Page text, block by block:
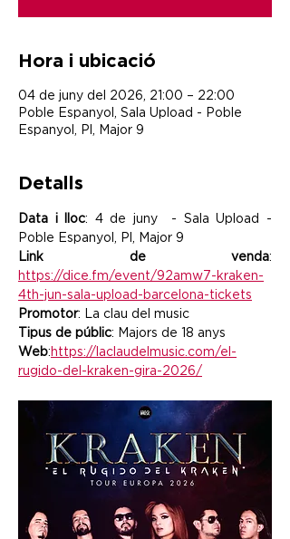
Hora i ubicació
04 de juny del 2026, 21:00 – 22:00
Poble Espanyol, Sala Upload - Poble
Espanyol, Pl, Major 9
Detalls
Data i lloc: 4 de juny  - Sala Upload -
Poble Espanyol, Pl, Major 9
Link de venda
https://dice.fm/event/92amw7-kraken-
4th-jun-sala-upload-barcelona-tickets
Promotor: La clau del music
Tipus de públic: Majors de 18 anys
Web: https://laclaudelmusic.com/el-
rugido-del-kraken-gira-2026/